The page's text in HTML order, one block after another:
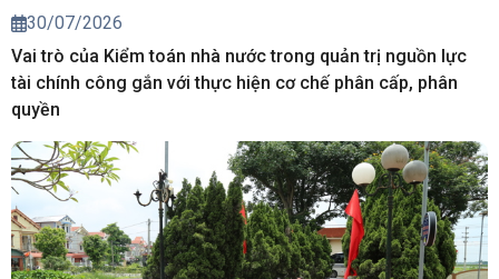
30/07/2026
Vai trò của Kiểm toán nhà nước trong quản trị nguồn lực
tài chính công gắn với thực hiện cơ chế phân cấp, phân
quyền